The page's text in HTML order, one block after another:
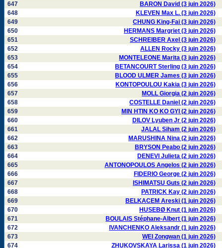
647
BARON David (3 juin 2026)
648
KLEVEN Max L. (3 juin 2026)
649
CHUNG King-Fai (3 juin 2026)
650
HERMANS Margriet (3 juin 2026)
651
SCHREIBER Axel (3 juin 2026)
652
ALLEN Rocky (3 juin 2026)
653
MONTELEONE Marita (3 juin 2026)
654
BETANCOURT Sterling (3 juin 2026)
655
BLOOD ULMER James (3 juin 2026)
656
KONTOPOULOU Kakia (3 juin 2026)
657
MOLL Giorgia (2 juin 2026)
658
COSTELLE Daniel (2 juin 2026)
659
MIN HTIN KO KO GYI (2 juin 2026)
660
DILOV Lyuben Jr (2 juin 2026)
661
JALAL Siham (2 juin 2026)
662
MARUSHINA Nina (2 juin 2026)
663
BRYSON Peabo (2 juin 2026)
664
DENEVI Julieta (2 juin 2026)
665
ANTONOPOULOS Angelos (2 juin 2026)
666
FIDERIO George (2 juin 2026)
667
ISHIMATSU Guts (2 juin 2026)
668
PATRICK Kay (2 juin 2026)
669
BELKACEM Areski (1 juin 2026)
670
HUSEBØ Knut (1 juin 2026)
671
BOULAIS Stéphane-Albert (1 juin 2026)
672
IVANCHENKO Aleksandr (1 juin 2026)
673
WEI Zongwan (1 juin 2026)
674
ZHUKOVSKAYA Larissa (1 juin 2026)